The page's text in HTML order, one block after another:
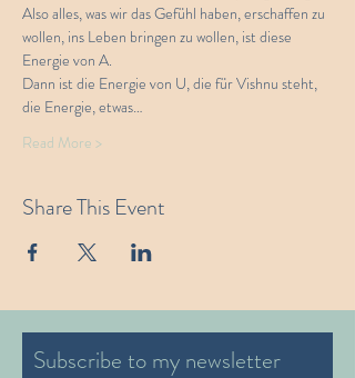
Also alles, was wir das Gefühl haben, erschaffen zu
wollen, ins Leben bringen zu wollen, ist diese
Energie von A.
Dann ist die Energie von U, die für Vishnu steht,
die Energie, etwas…
Read More >
Share This Event
Subscribe to my newsletter